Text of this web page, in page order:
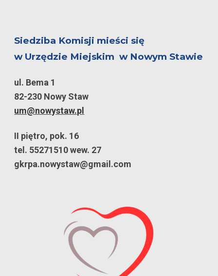
Siedziba Komisji mieści się
w Urzędzie Miejskim w Nowym Stawie
ul. Bema 1
82-230 Nowy Staw
um@nowystaw.pl
II piętro, pok. 16
tel. 55271510 wew. 27
gkrpa.nowystaw@gmail.com